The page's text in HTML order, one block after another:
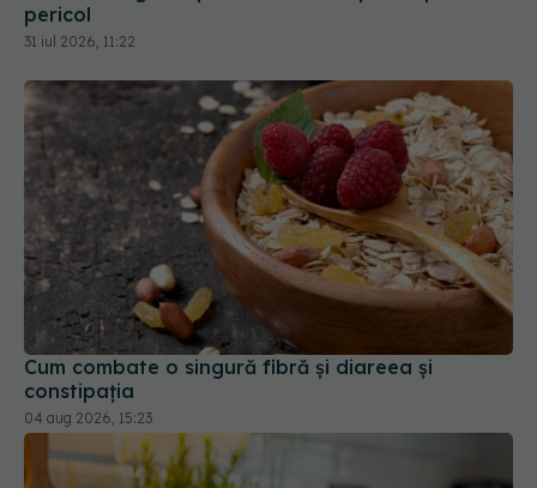
31 iul 2026, 11:22
Cum combate o singură fibră și diareea și
constipația
04 aug 2026, 15:23